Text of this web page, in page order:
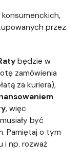
konsumenckich,
przez
będzie w
zamówienia
za kuriera),
, więc
być
Pamiętaj o tym
i np. rozważ